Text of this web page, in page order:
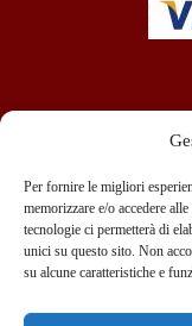
Per fornire le migliori
memorizzare e/o accedere
tecnologie ci permetterà di
unici su questo sito. Non
su alcune caratteristiche e
+39 351